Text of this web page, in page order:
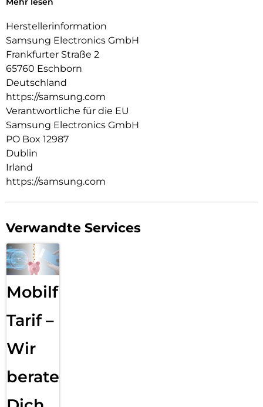
deinen täglichen Bedürfnissen anzupassen.
Automatischer Weck- und Ruhemodus:
Dein Tablet geht sofort an, wenn du das Smart Book Cover
öffnest. So kannst du im Handumdrehen mit deinen
Aufgaben weitermachen. Das Cover erkennt, wenn du das
Tablet geschlossen hast und wechselt direkt in den
Ruhemodus.
Herstellerinformation
Samsung Electronics GmbH
Frankfurter Straße 2
65760 Eschborn
Deutschland
https://samsung.com
Verantwortliche für die EU
Samsung Electronics GmbH
PO Box 12987
Dublin
Irland
https://samsung.com
Verwandte Services
Mobilfunk
Tarif –
Wir
beraten